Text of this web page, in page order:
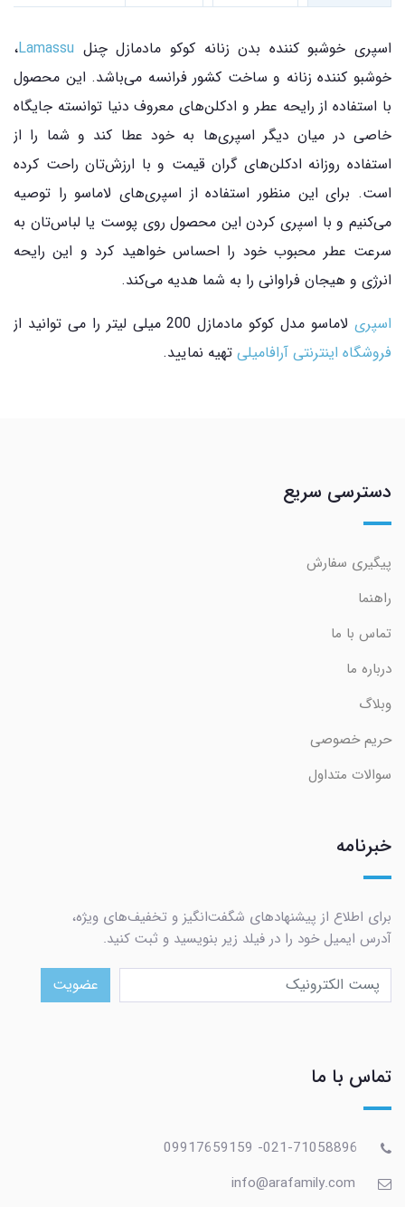
اسپری خوشبو کننده بدن زنانه کوکو مادمازل چنل Lamassu،
خوشبو کننده زنانه و ساخت کشور فرانسه می‌باشد. این محصول
با استفاده از رایحه عطر و ادکلن‌های معروف دنیا توانسته جایگاه
خاصی در میان دیگر اسپری‌ها به خود عطا کند و شما را از
استفاده روزانه ادکلن‌های گران قیمت و با ارزش‌تان راحت کرده
است. برای این منظور استفاده از اسپری‌های لاماسو را توصیه
می‌کنیم و با اسپری کردن این محصول روی پوست یا لباس‌تان به
سرعت عطر محبوب خود را احساس خواهید کرد و این رایحه
انرژی و هیجان فراوانی را به شما هدیه می‌کند.
اسپریلاماسو مدل کوکو مادمازل 200 میلی لیتر را می توانید از
فروشگاه اینترنتی آرافامیلی تهیه نمایید.
دسترسی سریع
پیگیری سفارش
راهنما
تماس با ما
درباره ما
وبلاگ
حریم خصوصی
سوالات متداول
خبرنامه
برای اطلاع از پیشنهادهای شگفت‌انگیز و تخفیف‌های ویژه،
آدرس ایمیل خود را در فیلد زیر بنویسید و ثبت کنید.
عضویت
تماس با ما